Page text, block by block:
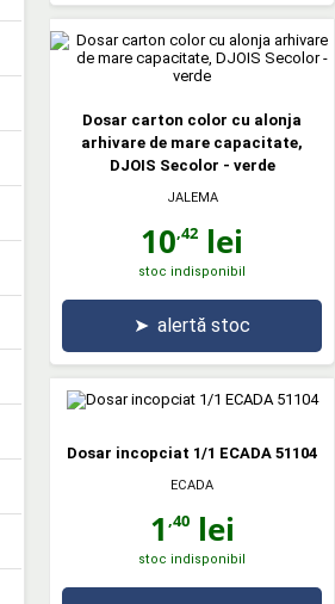
Dosar carton color cu alonja
arhivare de mare capacitate,
DJOIS Secolor - verde
JALEMA
10,42 lei
stoc indisponibil
➤ alertă stoc
Dosar incopciat 1/1 ECADA 51104
ECADA
1 ,40lei
stoc indisponibil